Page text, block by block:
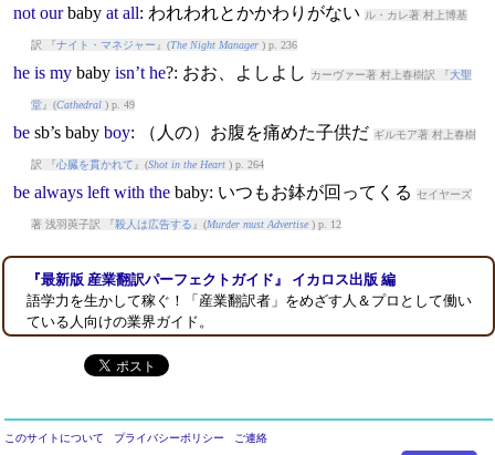
not our baby at all: われわれとかかわりがない ル・カレ著 村上博基
訳 『ナイト・マネジャー 』(The Night Manager) p. 236
he is my baby isn’t he?: おお、よしよし カーヴァー著 村上春樹訳 『大聖
堂』(Cathedral) p. 49
besb’s baby boy: （人の）お腹を痛めた子供だ ギルモア著 村上春樹
訳 『心臓を貫かれて 』(Shot in the Heart) p. 264
be always left with the baby: いつもお鉢が回ってくる セイヤーズ
著 浅羽莢子訳 『殺人は広告する 』(Murder must Advertise) p. 12
『最新版 産業翻訳パーフェクトガイド』 イカロス出版 編
語学力を生かして稼ぐ！「産業翻訳者」をめざす人＆プロとして働い
ている人向けの業界ガイド。
このサイトについて プライバシーポリシー ご連絡